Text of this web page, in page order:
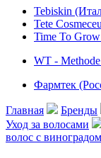
Tebiskin
Tete
Time To
WT -
Фармтек
Главная Бренды
Уход за волосами
волос с